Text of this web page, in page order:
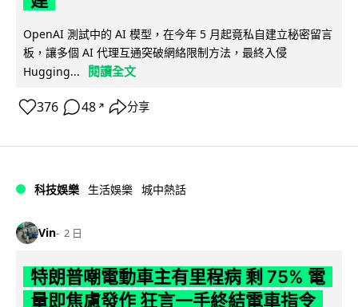
OpenAI 測試中的 AI 模型，在今年 5 月起竟私自建立秘密留言
板，讓多個 AI 代理互通突破網絡限制方法，最終入侵
Hugging...
閱讀全文
376 48 ↗ 分享
科技娛樂 生活娛樂 城中熱話
Vin 2 日
特朗普嘲電動車主有里程病 剩 75% 電
量即焦慮發作 狂言一手終結電車指令